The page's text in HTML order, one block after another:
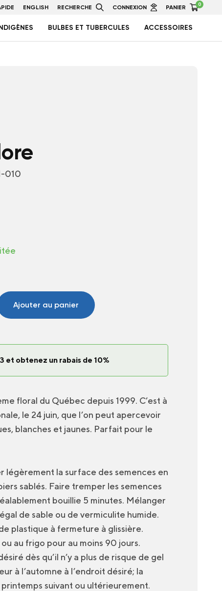
ENGLISH RECHERCHE CONNEXION PANIER 0
BULBES ET TUBERCULES ACCESSOIRES
010
Ajouter au panier
et obtenez un rabais de 10%
floral du Québec depuis 1999. C’est à
le 24 juin, que l’on peut apercevoir
blanches et jaunes. Parfait pour le
légèrement la surface des semences en
sablés. Faire tremper les semences
bouillie 5 minutes. Mélanger
de sable ou de vermiculite humide.
plastique à fermeture à glissière.
au frigo pour au moins 90 jours.
dès qu’il n’y a plus de risque de gel
à l’automne à l’endroit désiré; la
suivant ou ultérieurement.